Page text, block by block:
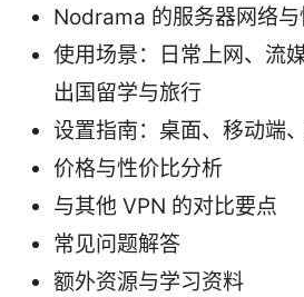
Nodrama 的服务器网络与
使用场景：日常上网、流
出国留学与旅行
设置指南：桌面、移动端
价格与性价比分析
与其他 VPN 的对比要点
常见问题解答
额外资源与学习资料